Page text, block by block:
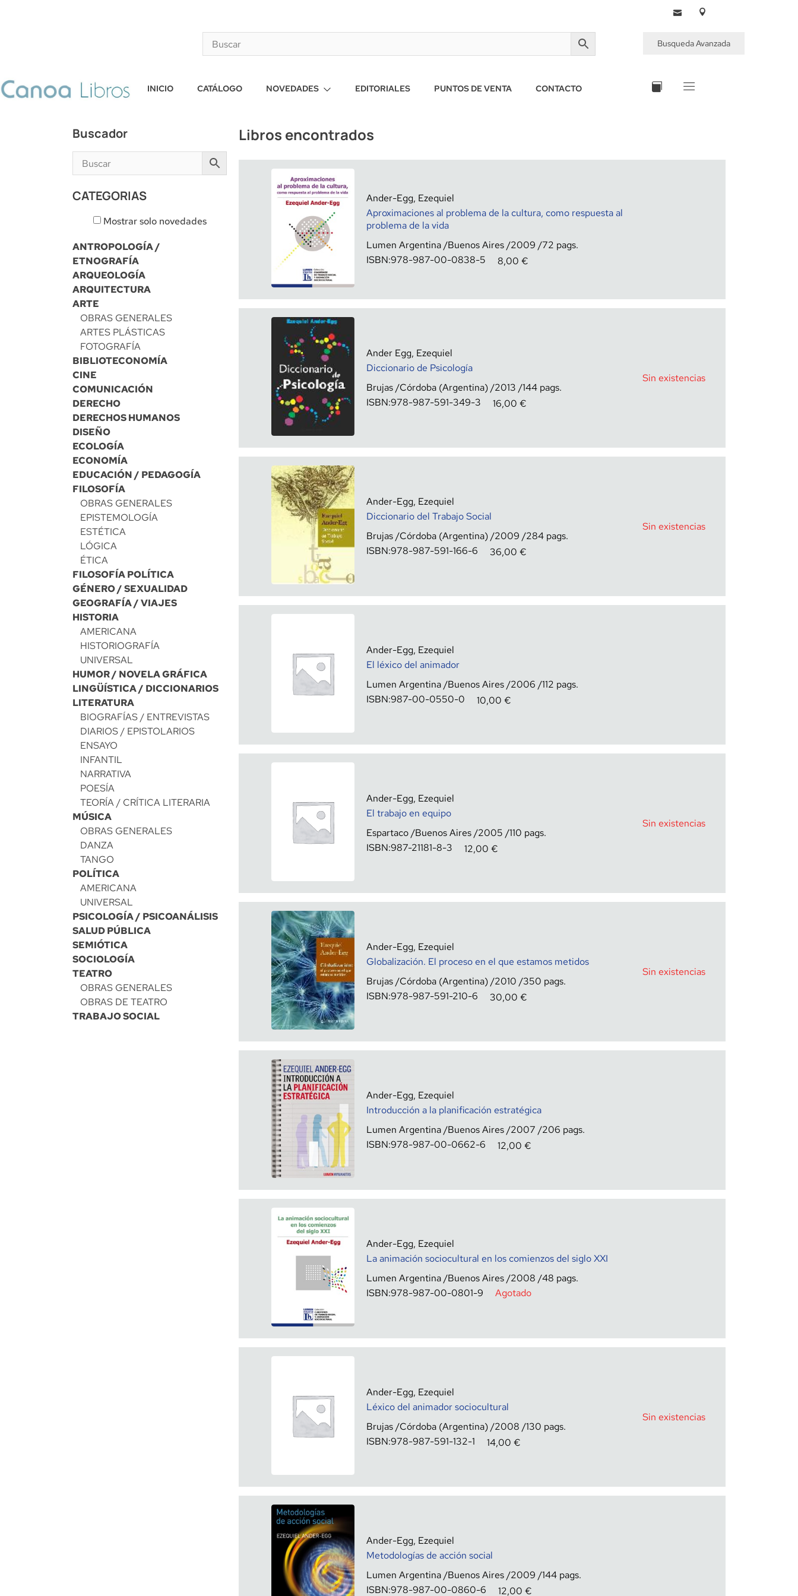
Busqueda Avanzada
INICIO CATÁLOGO NOVEDADES EDITORIALES PUNTOS DE VENTA CONTACTO
Buscador
CATEGORIAS
Mostrar solo novedades
ANTROPOLOGÍA /
ETNOGRAFÍA
ARQUEOLOGÍA
ARQUITECTURA
ARTE
OBRAS GENERALES
ARTES PLÁSTICAS
FOTOGRAFÍA
BIBLIOTECONOMÍA
CINE
COMUNICACIÓN
DERECHO
DERECHOS HUMANOS
DISEÑO
ECOLOGÍA
ECONOMÍA
EDUCACIÓN / PEDAGOGÍA
FILOSOFÍA
OBRAS GENERALES
EPISTEMOLOGÍA
ESTÉTICA
LÓGICA
ÉTICA
FILOSOFÍA POLÍTICA
GÉNERO / SEXUALIDAD
GEOGRAFÍA / VIAJES
HISTORIA
AMERICANA
HISTORIOGRAFÍA
UNIVERSAL
HUMOR / NOVELA GRÁFICA
LINGÜÍSTICA / DICCIONARIOS
LITERATURA
BIOGRAFÍAS / ENTREVISTAS
DIARIOS / EPISTOLARIOS
ENSAYO
INFANTIL
NARRATIVA
POESÍA
TEORÍA / CRÍTICA LITERARIA
MÚSICA
OBRAS GENERALES
DANZA
TANGO
POLÍTICA
AMERICANA
UNIVERSAL
PSICOLOGÍA / PSICOANÁLISIS
SALUD PÚBLICA
SEMIÓTICA
SOCIOLOGÍA
TEATRO
OBRAS GENERALES
OBRAS DE TEATRO
TRABAJO SOCIAL
Libros encontrados
Ander-Egg, Ezequiel
Aproximaciones al problema de la cultura, como respuesta al
problema de la vida
Lumen Argentina Buenos Aires 2009 72
ISBN:978-987-00-0838-5 8,00 €
Ander Egg, Ezequiel
Diccionario de Psicología
Brujas Córdoba (Argentina) 2013 144
ISBN:978-987-591-349-3 16,00 €
Sin existencias
Ander-Egg, Ezequiel
Diccionario del Trabajo Social
Brujas Córdoba (Argentina) 2009
284
ISBN:978-987-591-166-6 36,00 €
Sin existencias
Ander-Egg, Ezequiel
El léxico del animador
Lumen Argentina Buenos Aires 2006 112
ISBN:987-00-0550-0 10,00 €
Ander-Egg, Ezequiel
El trabajo en equipo
Espartaco Buenos Aires 2005 110
ISBN:987-21181-8-3 12,00 €
Sin existencias
Ander-Egg, Ezequiel
Globalización. El proceso en el que estamos metidos
Brujas Córdoba (Argentina) 2010 350
ISBN:978-987-591-210-6 30,00 €
Sin existencias
Ander-Egg, Ezequiel
Introducción a la planificación estratégica
Lumen Argentina Buenos Aires 2007
206
ISBN:978-987-00-0662-6 12,00 €
Ander-Egg, Ezequiel
La animación sociocultural en los comienzos del siglo XXI
Lumen Argentina Buenos Aires 2008 48
ISBN:978-987-00-0801-9 Agotado
Ander-Egg, Ezequiel
Léxico del animador sociocultural
Brujas Córdoba (Argentina) 2008 130
ISBN:978-987-591-132-1 14,00 €
Sin existencias
Ander-Egg, Ezequiel
Metodologías de acción social
Lumen Argentina Buenos Aires 2009 144
ISBN:978-987-00-0860-6 12,00 €